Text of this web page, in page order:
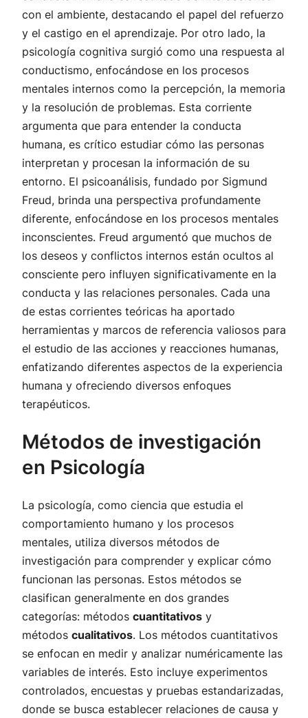
con el ambiente, destacando el papel del refuerzo
y el castigo en el aprendizaje. Por otro lado, la
psicología cognitiva surgió como una respuesta al
conductismo, enfocándose en los procesos
mentales internos como la percepción, la memoria
y la resolución de problemas. Esta corriente
argumenta que para entender la conducta
humana, es crítico estudiar cómo las personas
interpretan y procesan la información de su
entorno. El psicoanálisis, fundado por Sigmund
Freud, brinda una perspectiva profundamente
diferente, enfocándose en los procesos mentales
inconscientes. Freud argumentó que muchos de
los deseos y conflictos internos están ocultos al
consciente pero influyen significativamente en la
conducta y las relaciones personales. Cada una
de estas corrientes teóricas ha aportado
herramientas y marcos de referencia valiosos para
el estudio de las acciones y reacciones humanas,
enfatizando diferentes aspectos de la experiencia
humana y ofreciendo diversos enfoques
terapéuticos.
Métodos de investigación
en Psicología
La psicología, como ciencia que estudia el
comportamiento humano y los procesos
mentales, utiliza diversos métodos de
investigación para comprender y explicar cómo
funcionan las personas. Estos métodos se
clasifican generalmente en dos grandes
categorías: métodos cuantitativos y
métodos cualitativos. Los métodos cuantitativos
se enfocan en medir y analizar numéricamente las
variables de interés. Esto incluye experimentos
controlados, encuestas y pruebas estandarizadas,
donde se busca establecer relaciones de causa y